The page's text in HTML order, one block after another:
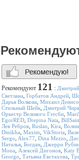
Рекомендуют 121 : Дмитрий
Светлана Горбатов Андрей
Дарья Волкова Михаил
Стильный Шейк Дмитрий
Оркестр Великого Гэтсби
EgorRED Drepina Nata
Лев Ребров Ruslan Kira
Dmikha Maxim VikStoria
Sergo Alex77 Dina Mezzo
Наталья Богдан Джерри
Мona
Алексей Дигонов Katy
Georgo Татьяна Евстахова